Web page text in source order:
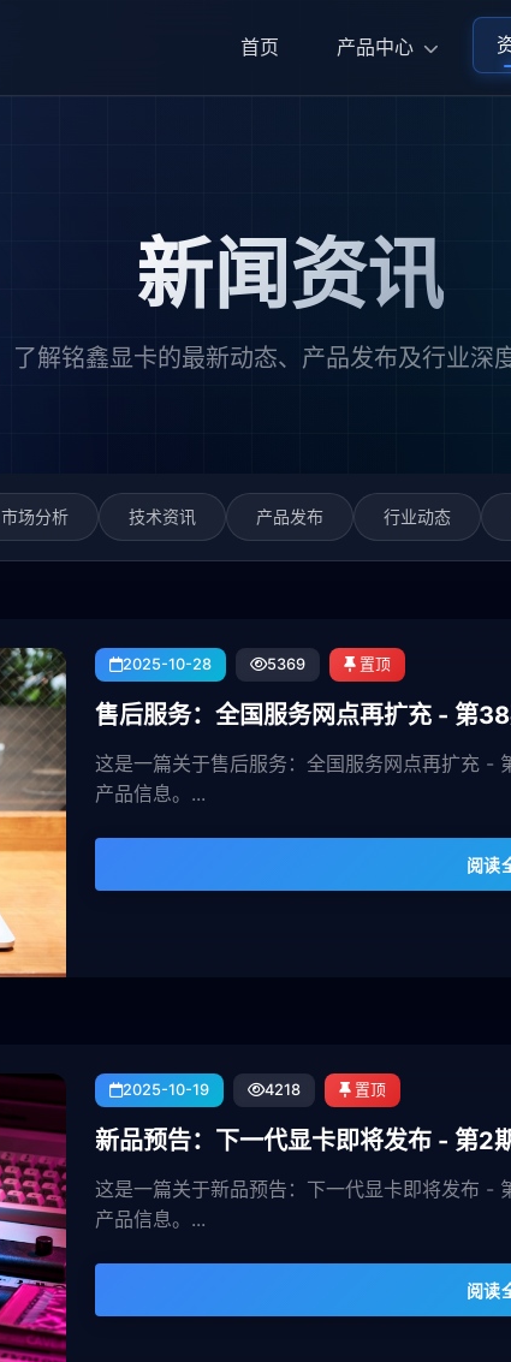
首页 产品中心
新闻资讯
了解铭鑫显卡的最新动态、产品发布及行业深
市场分析 技术资讯 产品发布 行业动态
2025-10-28 5369 置顶
售后服务：全国服务网点再扩充 - 第
这是一篇关于售后服务：全国服务网点再扩充 -
产品信息。...
阅读
2025-10-19 4218 置顶
新品预告：下一代显卡即将发布 - 第2
这是一篇关于新品预告：下一代显卡即将发布 -
产品信息。...
阅读